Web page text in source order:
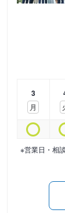
3
月
※営業日・相